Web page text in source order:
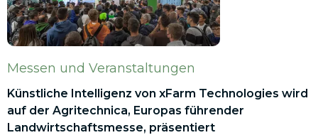
Messen und Veranstaltungen
Künstliche Intelligenz von xFarm Technologies wird
auf der Agritechnica, Europas führender
Landwirtschaftsmesse, präsentiert